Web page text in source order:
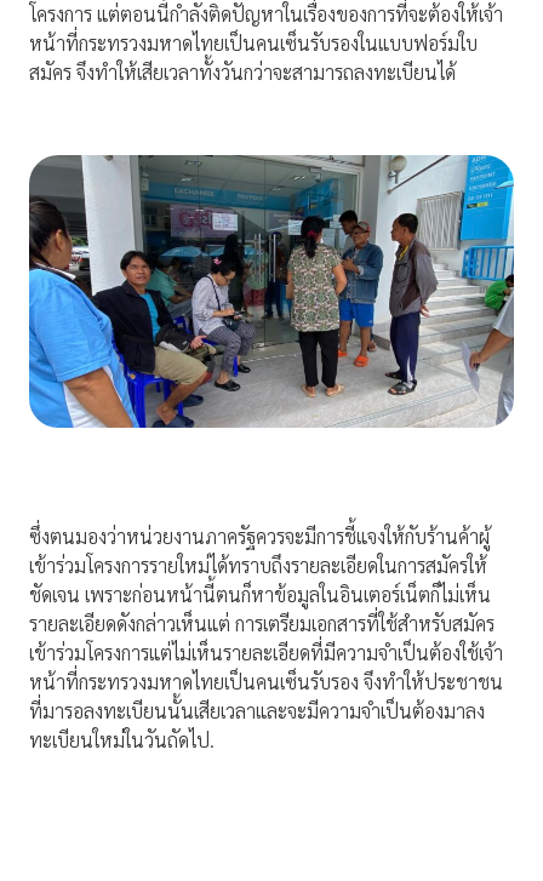
โครงการ แต่ตอนนี้กำลังติดปัญหาในเรื่องของการที่จะต้องให้เจ้า
หน้าที่กระทรวงมหาดไทยเป็นคนเซ็นรับรองในแบบฟอร์มใบ
สมัคร จึงทำให้เสียเวลาทั้งวันกว่าจะสามารถลงทะเบียนได้
ซึ่งตนมองว่าหน่วยงานภาครัฐควรจะมีการชี้แจงให้กับร้านค้าผู้
เข้าร่วมโครงการรายใหม่ได้ทราบถึงรายละเอียดในการสมัครให้
ชัดเจน เพราะก่อนหน้านี้ตนก็หาข้อมูลในอินเตอร์เน็ตก็ไม่เห็น
รายละเอียดดังกล่าวเห็นแต่ การเตรียมเอกสารที่ใช้สำหรับสมัคร
เข้าร่วมโครงการแต่ไม่เห็นรายละเอียดที่มีความจำเป็นต้องใช้เจ้า
หน้าที่กระทรวงมหาดไทยเป็นคนเซ็นรับรอง จึงทำให้ประชาชน
ที่มารอลงทะเบียนนั้นเสียเวลาและจะมีความจำเป็นต้องมาลง
ทะเบียนใหม่ในวันถัดไป.